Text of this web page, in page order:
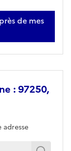
de mes
: 97250,
adresse